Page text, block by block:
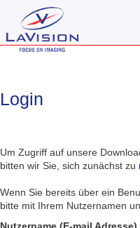
Login
Um Zugriff auf unsere
bitten wir Sie, sich zunächst zu
Wenn Sie bereits über ein
bitte mit Ihrem Nutzernamen
Nutzername (E-mail Adresse)